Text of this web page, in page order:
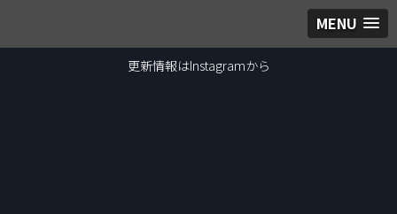
MENU
更新情報はInstagramから